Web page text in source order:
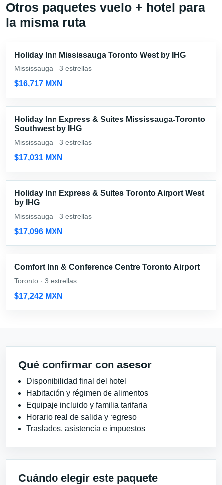
Otros paquetes vuelo + hotel para
la misma ruta
Holiday Inn Mississauga Toronto West by IHG
Mississauga · 3 estrellas
$16,717 MXN
Holiday Inn Express & Suites Mississauga-Toronto
Southwest by IHG
Mississauga · 3 estrellas
$17,031 MXN
Holiday Inn Express & Suites Toronto Airport West
by IHG
Mississauga · 3 estrellas
$17,096 MXN
Comfort Inn & Conference Centre Toronto Airport
Toronto · 3 estrellas
$17,242 MXN
Qué confirmar con asesor
Disponibilidad final del hotel
Habitación y régimen de alimentos
Equipaje incluido y familia tarifaria
Horario real de salida y regreso
Traslados, asistencia e impuestos
Cuándo elegir este paquete